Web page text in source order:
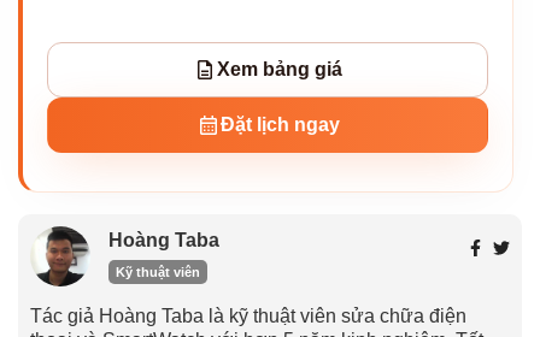
Xem bảng giá
Đặt lịch ngay
Hoàng Taba
Kỹ thuật viên
Tác giả Hoàng Taba là kỹ thuật viên sửa chữa điện